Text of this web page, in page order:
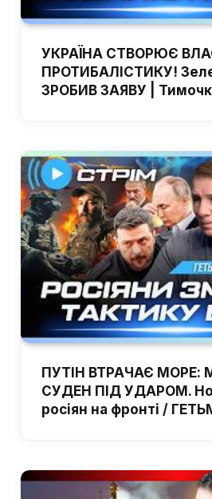
УКРАЇНА СТВОРЮЄ
ПРОТИБАЛІСТИКУ!
ЗРОБИВ ЗАЯВУ |
ПУТІН ВТРАЧАЄ МОРЕ:
СУДЕН ПІД УДАРОМ.
росіян на фронті /